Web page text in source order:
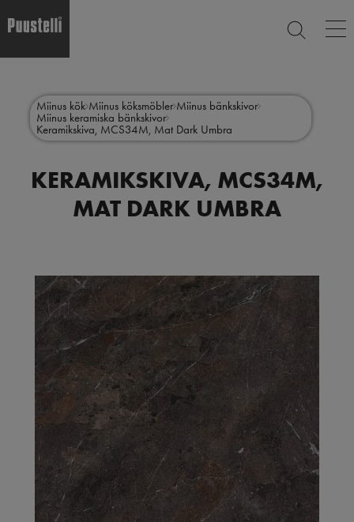
contentmenu
sv
Miinus kök Miinus köksmöbler Miinus bänkskivor
Miinus keramiska bänkskivor
Keramikskiva, MCS34M, Mat Dark Umbra
KERAMIKSKIVA, MCS34M,
MAT DARK UMBRA